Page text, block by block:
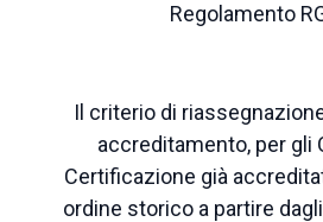
Regolamento
Il criterio di
accreditamento, per gli
Certificazione già
ordine storico a partire